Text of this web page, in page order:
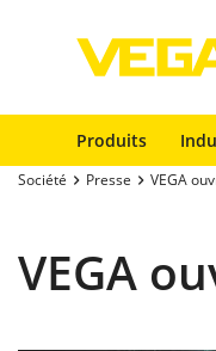
Produits
Société Presse VEGA
VEGA